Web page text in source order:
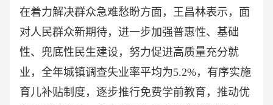
在着力解决群众急难愁盼方面，王昌林表示，面
对人民群众新期待，进一步加强普惠性、基础
性、兜底性民生建设，努力促进高质量充分就
业，全年城镇调查失业率平均为5.2%，有序实施
育儿补贴制度，逐步推行免费学前教育，推动优